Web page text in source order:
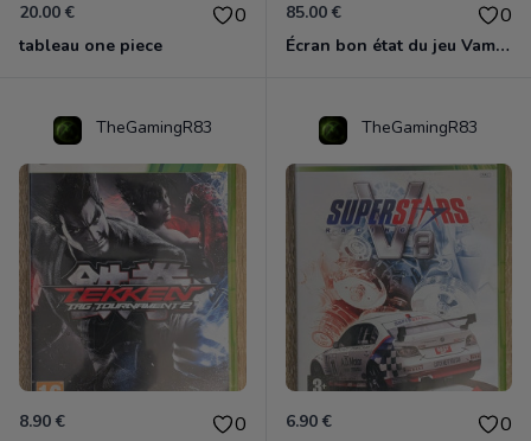
20.00 € 0
tableau one piece
85.00 € 0
Écran bon état du jeu Vampire et livre de règles « la mascarade » état d’usage
TheGamingR83
8.90 € 0
TheGamingR83
6.90 € 0